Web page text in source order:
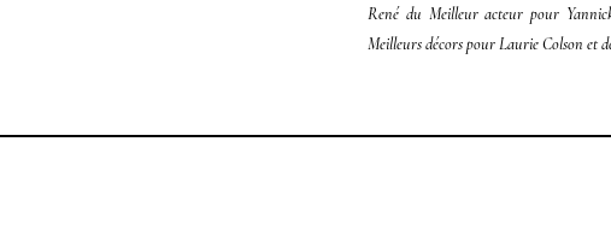
René du Meilleur acteur pour
Meilleurs décors pour Laurie Colson et